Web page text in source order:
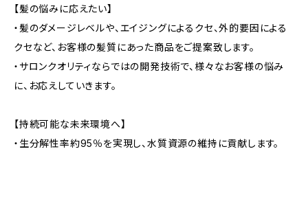
【髪の悩みに応えたい】
・髪のダメージレベルや、エイジングによるクセ、外的要因による
クセなど、お客様の髪質にあった商品をご提案致します。
・サロンクオリティならではの開発技術で、様々なお客様の悩み
に、お応えしていきます。
【持続可能な未来環境へ】
・生分解性率約95％を実現し、水質資源の維持に貢献します。